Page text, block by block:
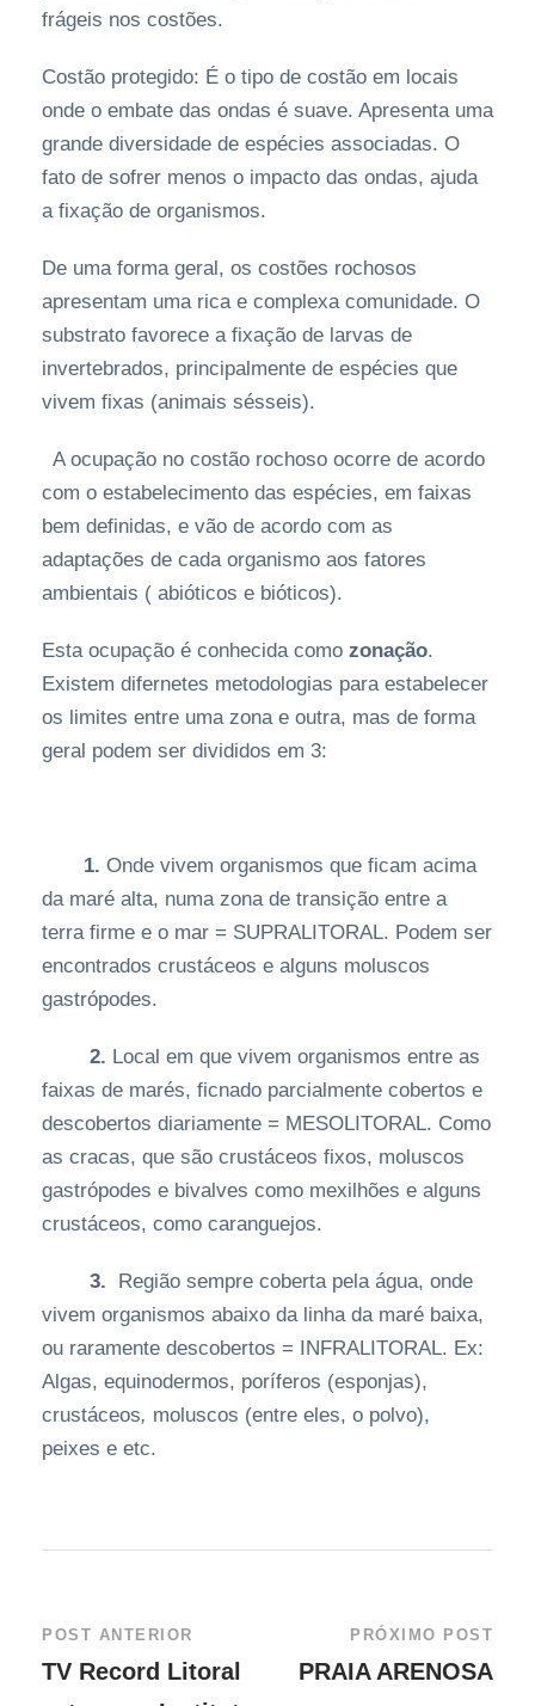
frágeis nos costões.
Costão protegido: É o tipo de costão em locais
onde o embate das ondas é suave. Apresenta uma
grande diversidade de espécies associadas. O
fato de sofrer menos o impacto das ondas, ajuda
a fixação de organismos.
De uma forma geral, os costões rochosos
apresentam uma rica e complexa comunidade. O
substrato favorece a fixação de larvas de
invertebrados, principalmente de espécies que
vivem fixas (animais sésseis).
A ocupação no costão rochoso ocorre de acordo
com o estabelecimento das espécies, em faixas
bem definidas, e vão de acordo com as
adaptações de cada organismo aos fatores
ambientais ( abióticos e bióticos).
Esta ocupação é conhecida como zonação.
Existem difernetes metodologias para estabelecer
os limites entre uma zona e outra, mas de forma
geral podem ser divididos em 3:
1. Onde vivem organismos que ficam acima
da maré alta, numa zona de transição entre a
terra firme e o mar = SUPRALITORAL. Podem ser
encontrados crustáceos e alguns moluscos
gastrópodes.
2. Local em que vivem organismos entre as
faixas de marés, ficnado parcialmente cobertos e
descobertos diariamente = MESOLITORAL. Como
as cracas, que são crustáceos fixos, moluscos
gastrópodes e bivalves como mexilhões e alguns
crustáceos, como caranguejos.
3. Região sempre coberta pela água, onde
vivem organismos abaixo da linha da maré baixa,
ou raramente descobertos = INFRALITORAL. Ex:
Algas, equinodermos, poríferos (esponjas),
crustáceos, moluscos (entre eles, o polvo),
peixes e etc.
POST ANTERIOR
TV Record Litoral
PRÓXIMO POST
PRAIA ARENOSA